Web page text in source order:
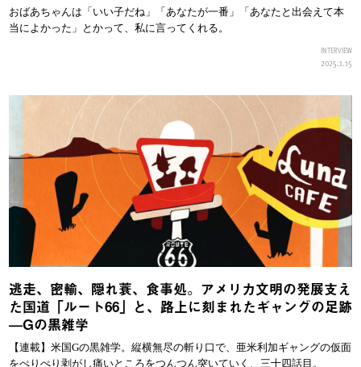
おばあちゃんは「いい子だね」「あなたが一番」「あなたと出会えて本
当によかった」とかって、私に言ってくれる。
INTERVIEW
2025.1.15
逃走、密輸、隠れ蓑、食事処。アメリカ文明の発展支え
た国道「ルート66」と、路上に刻まれたギャングの足跡
—Gの黒雑学
【連載】米国Gの黒雑学。縦横無尽の斬り口で、亜米利加ギャングの仮面
をぺりぺり剥がし痛いところをつんつん突いていく、三十四話目。